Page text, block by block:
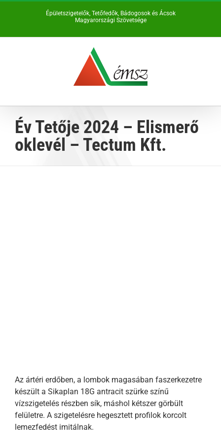
Épületszigetelők, Tetőfedők, Bádogosok és Ácsok
Magyarországi Szövetsége
Év Tetője 2024 – Elismerő
oklevél – Tectum Kft.
Az ártéri erdőben, a lombok magasában faszerkezetre
készült a Sikaplan 18G antracit szürke színű
vízszigetelés részben sík, máshol kétszer görbült
felületre. A szigetelésre hegesztett profilok korcolt
lemezfedést imitálnak.